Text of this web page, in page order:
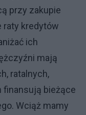
przy zakupie
raty kredytów
ich
mają
ratalnych,
finansują bieżące
Wciąż mamy